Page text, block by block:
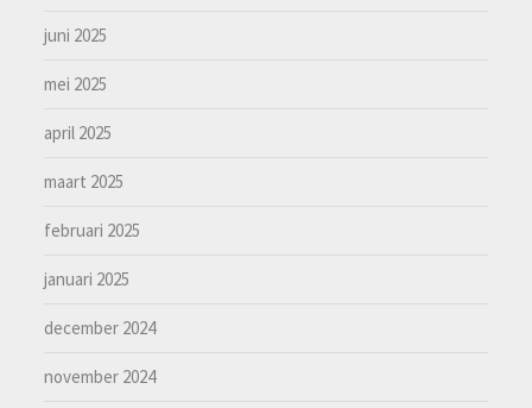
juni 2025
mei 2025
april 2025
maart 2025
februari 2025
januari 2025
december 2024
november 2024